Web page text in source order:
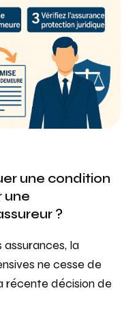
une condition
une
?
la
ne cesse de
récente décision de